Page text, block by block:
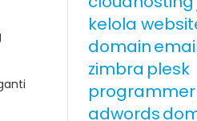
kelola
domain
zimbra plesk
programmer
adwords